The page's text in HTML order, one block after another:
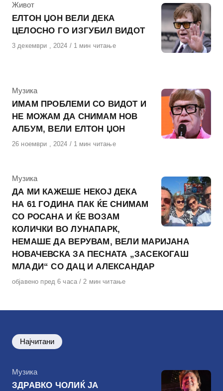
КАтегорија
Живот
ЕЛТОН ЏОН ВЕЛИ ДЕКА
ЦЕЛОСНО ГО ИЗГУБИЛ ВИДОТ
Објавено
3 декември , 2024 1 мин читање
КАтегорија
Музика
ИМАМ ПРОБЛЕМИ СО ВИДОТ И
НЕ МОЖАМ ДА СНИМАМ НОВ
АЛБУМ, ВЕЛИ ЕЛТОН ЏОН
Објавено
26 ноември , 2024 1 мин читање
КАтегорија
Музика
ДА МИ КАЖЕШЕ НЕКОЈ ДЕКА
НА 61 ГОДИНА ПАК ЌЕ СНИМАМ
СО РОСАНА И ЌЕ ВОЗАМ
КОЛИЧКИ ВО ЛУНАПАРК,
НЕМАШЕ ДА ВЕРУВАМ, ВЕЛИ МАРИЈАНА
НОВАЧЕВСКА ЗА ПЕСНАТА „ЗАСЕКОГАШ
МЛАДИ“ СО ДАЦ И АЛЕКСАНДАР
Објавено
објавено пред 6 часа 2 мин читање
Најчитани
КАтегорија
Музика
ЗДРАВКО ЧОЛИЌ ЈА